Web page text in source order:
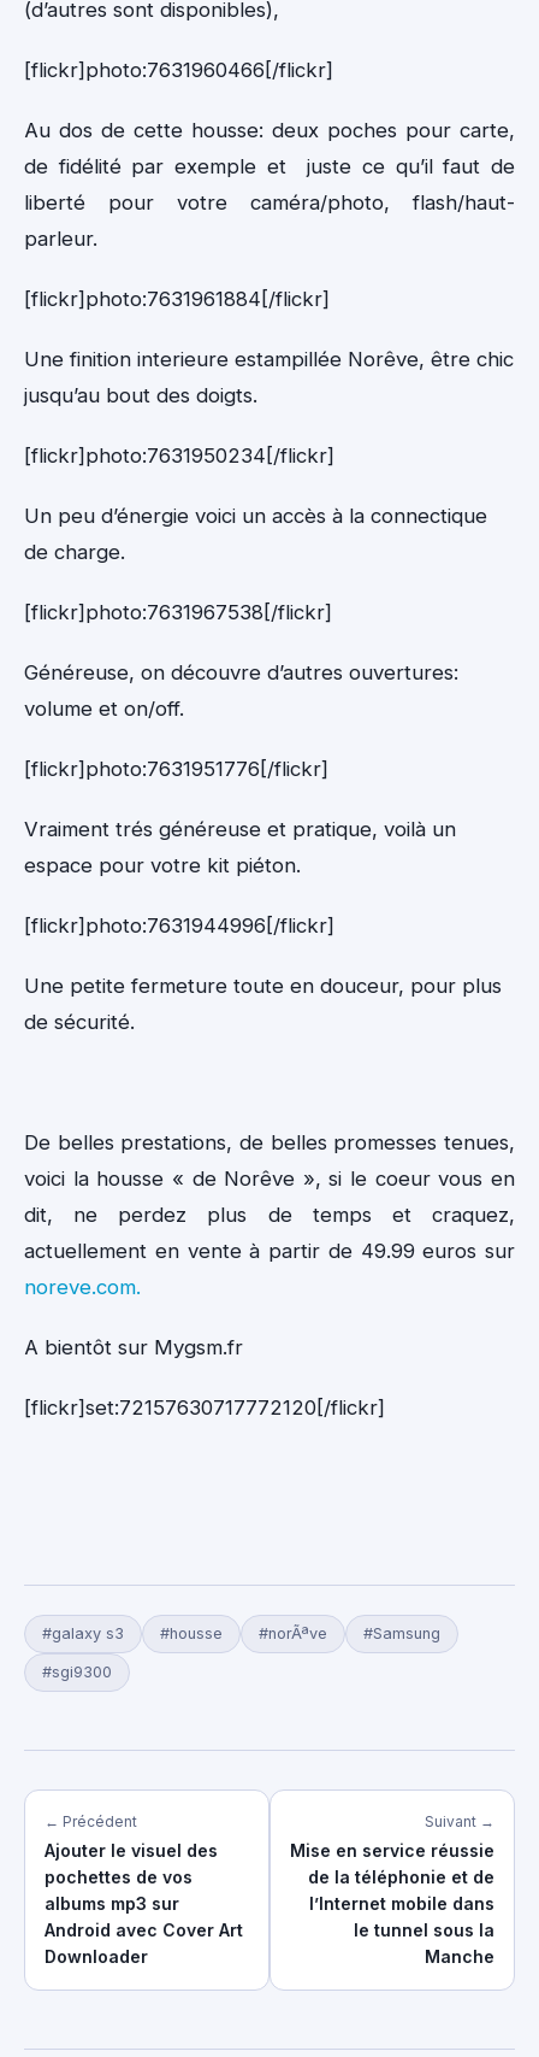
(d’autres sont disponibles),
[flickr]photo:7631960466[/flickr]
Au dos de cette housse: deux poches pour carte,
de fidélité par exemple et juste ce qu’il faut de
liberté pour votre caméra/photo, flash/haut-
parleur.
[flickr]photo:7631961884[/flickr]
Une finition interieure estampillée Norêve, être chic
jusqu’au bout des doigts.
[flickr]photo:7631950234[/flickr]
Un peu d’énergie voici un accès à la connectique
de charge.
[flickr]photo:7631967538[/flickr]
Généreuse, on découvre d’autres ouvertures:
volume et on/off.
[flickr]photo:7631951776[/flickr]
Vraiment trés généreuse et pratique, voilà un
espace pour votre kit piéton.
[flickr]photo:7631944996[/flickr]
Une petite fermeture toute en douceur, pour plus
de sécurité.
De belles prestations, de belles promesses tenues,
voici la housse « de Norêve », si le coeur vous en
dit, ne perdez plus de temps et craquez,
actuellement en vente à partir de 49.99 euros sur
noreve.com.
A bientôt sur Mygsm.fr
[flickr]set:72157630717772120[/flickr]
#galaxy s3 #housse #norÃªve #Samsung
#sgi9300
← Précédent
Ajouter le visuel des
pochettes de vos
albums mp3 sur
Android avec Cover Art
Downloader
Suivant →
Mise en service réussie
de la téléphonie et de
l’Internet mobile dans
le tunnel sous la
Manche